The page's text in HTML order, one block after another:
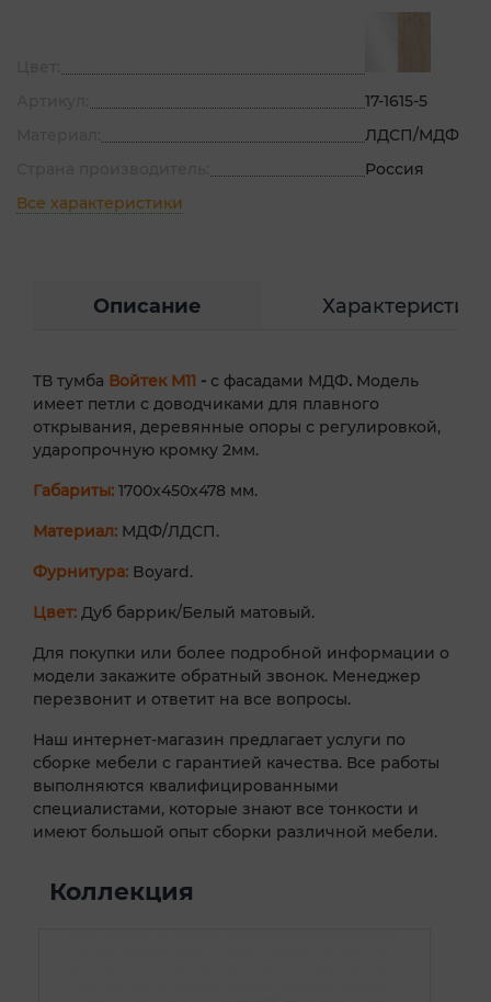
17-1615-5
ЛДСП/МДФ
Россия
Все характеристики
Описание Характеристики
ТВ тумба Войтек М11 - с фасадами МДФ. Модель
имеет петли с доводчиками для плавного
открывания, деревянные опоры с регулировкой,
ударопрочную кромку 2мм.
Габариты: 1700х450х478 мм.
Материал: МДФ/ЛДСП.
Фурнитура: Boyard.
Цвет: Дуб баррик/Белый матовый.
Для покупки или более подробной информации о
модели закажите обратный звонок. Менеджер
перезвонит и ответит на все вопросы.
Наш интернет-магазин предлагает услуги по
сборке мебели с гарантией качества. Все работы
выполняются квалифицированными
специалистами, которые знают все тонкости и
имеют большой опыт сборки различной мебели.
Коллекция